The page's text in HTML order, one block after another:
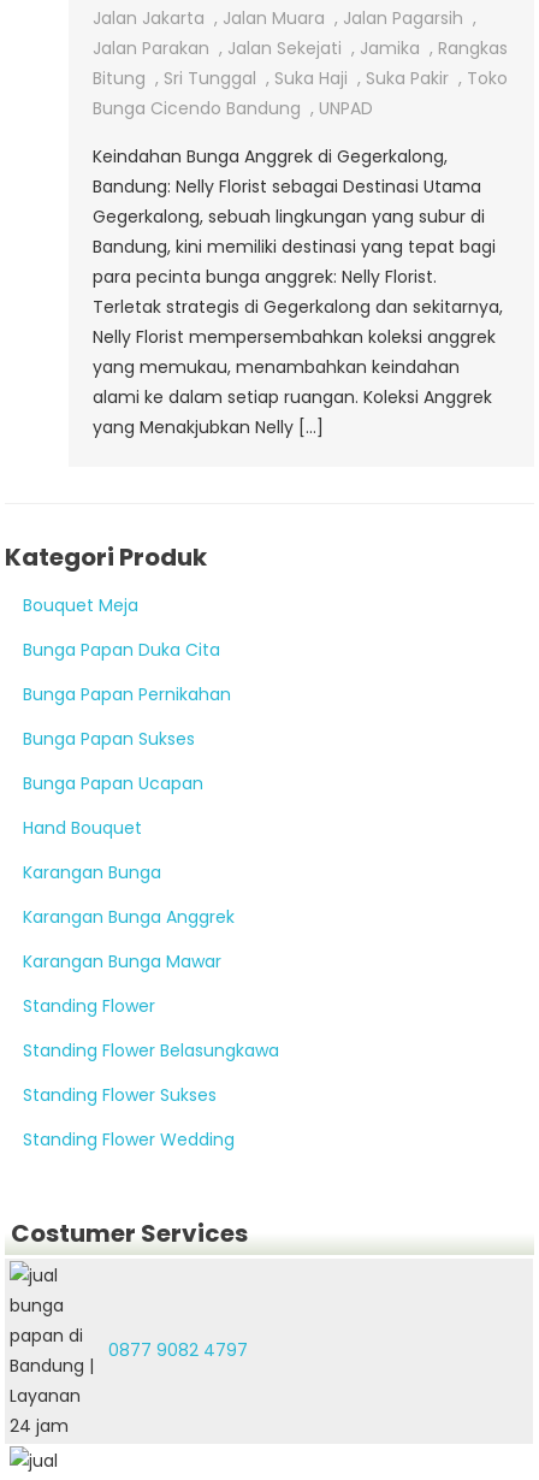
Anggrek
Di
Gegerkalong
Jalan Jakarta , Jalan Muara , Jalan Pagarsih ,
Jalan Parakan , Jalan Sekejati , Jamika , Rangkas
Bitung , Sri Tunggal , Suka Haji , Suka Pakir , Toko
Bunga Cicendo Bandung , UNPAD
Keindahan Bunga Anggrek di Gegerkalong,
Bandung: Nelly Florist sebagai Destinasi Utama
Gegerkalong, sebuah lingkungan yang subur di
Bandung, kini memiliki destinasi yang tepat bagi
para pecinta bunga anggrek: Nelly Florist.
Terletak strategis di Gegerkalong dan sekitarnya,
Nelly Florist mempersembahkan koleksi anggrek
yang memukau, menambahkan keindahan
alami ke dalam setiap ruangan. Koleksi Anggrek
yang Menakjubkan Nelly […]
Kategori Produk
Bouquet Meja
Bunga Papan Duka Cita
Bunga Papan Pernikahan
Bunga Papan Sukses
Bunga Papan Ucapan
Hand Bouquet
Karangan Bunga
Karangan Bunga Anggrek
Karangan Bunga Mawar
Standing Flower
Standing Flower Belasungkawa
Standing Flower Sukses
Standing Flower Wedding
Costumer Services
0877 9082 4797